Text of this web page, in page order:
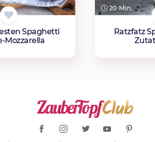
Spaghetti
Mozzarella
20 Min.
Ratzfatz